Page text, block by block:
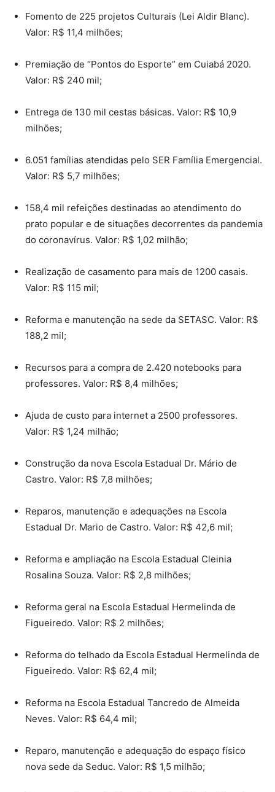
Fomento de 225 projetos Culturais (Lei Aldir Blanc).
Valor: R$ 11,4 milhões;
Premiação de “Pontos do Esporte” em Cuiabá 2020.
Valor: R$ 240 mil;
Entrega de 130 mil cestas básicas. Valor: R$ 10,9
milhões;
6.051 famílias atendidas pelo SER Família Emergencial.
Valor: R$ 5,7 milhões;
158,4 mil refeições destinadas ao atendimento do
prato popular e de situações decorrentes da pandemia
do coronavírus. Valor: R$ 1,02 milhão;
Realização de casamento para mais de 1200 casais.
Valor: R$ 115 mil;
Reforma e manutenção na sede da SETASC. Valor: R$
188,2 mil;
Recursos para a compra de 2.420 notebooks para
professores. Valor: R$ 8,4 milhões;
Ajuda de custo para internet a 2500 professores.
Valor: R$ 1,24 milhão;
Construção da nova Escola Estadual Dr. Mário de
Castro. Valor: R$ 7,8 milhões;
Reparos, manutenção e adequações na Escola
Estadual Dr. Mario de Castro. Valor: R$ 42,6 mil;
Reforma e ampliação na Escola Estadual Cleinia
Rosalina Souza. Valor: R$ 2,8 milhões;
Reforma geral na Escola Estadual Hermelinda de
Figueiredo. Valor: R$ 2 milhões;
Reforma do telhado da Escola Estadual Hermelinda de
Figueiredo. Valor: R$ 62,4 mil;
Reforma na Escola Estadual Tancredo de Almeida
Neves. Valor: R$ 64,4 mil;
Reparo, manutenção e adequação do espaço físico
nova sede da Seduc. Valor: R$ 1,5 milhão;